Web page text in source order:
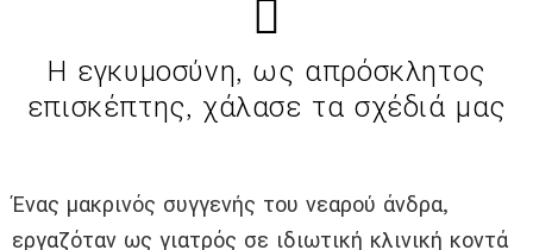
Η εγκυμοσύνη, ως απρόσκλητος
επισκέπτης, χάλασε τα σχέδιά μας
Ένας μακρινός συγγενής του νεαρού άνδρα,
εργαζόταν ως γιατρός σε ιδιωτική κλινική κοντά